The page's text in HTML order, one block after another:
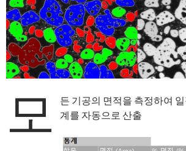
모
든 기공의 면적을 측정하여
계를 자동으로 산출